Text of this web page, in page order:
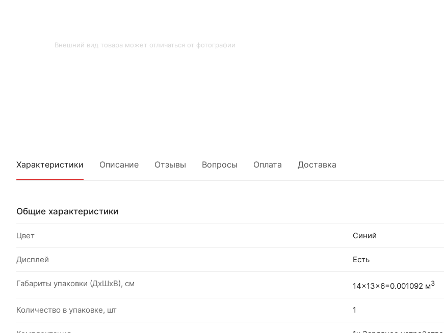
Внешний вид товара может отличаться от фотографии
Характеристики Описание Отзывы Вопросы Оплата Доставка
Общие характеристики
Цвет Синий
Дисплей Есть
Габариты упаковки (ДхШхВ), см 14x13x6=0.001092 м3
Количество в упаковке, шт 1